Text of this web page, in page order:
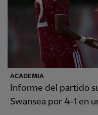
ACADEMIA
Informe del partido
Swansea por 4-1 en